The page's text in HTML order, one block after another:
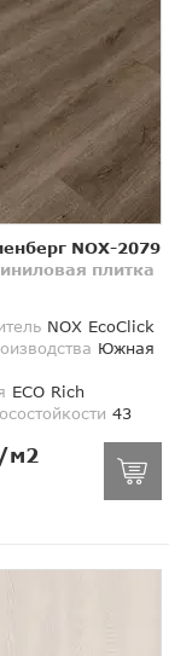
NOX-2079
плитка
NOX EcoClick
Южная
ECO Rich
43
м2